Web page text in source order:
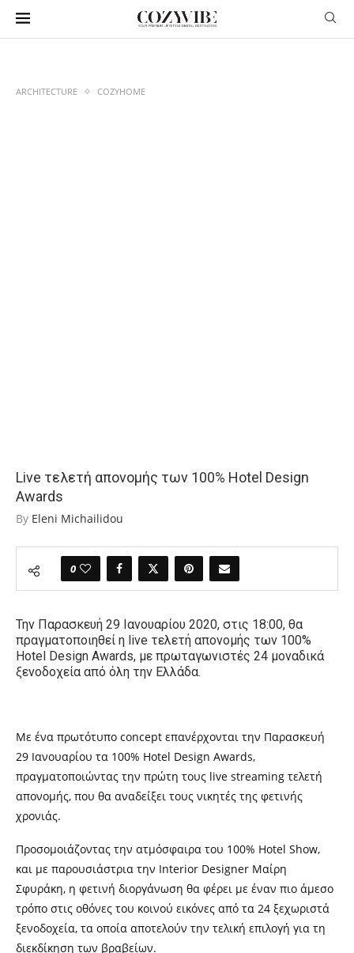
ARCHITECTURE COZYHOME
Live τελετή απονομής των 100% Hotel Design
Awards
By Eleni Michailidou
0
Την Παρασκευή 29 Ιανουαρίου 2020, στις 18:00, θα
πραγματοποιηθεί η live τελετή απονομής των 100%
Hotel Design Awards, με πρωταγωνιστές 24 μοναδικά
ξενοδοχεία από όλη την Ελλάδα.
Με ένα πρωτότυπο concept επανέρχονται την Παρασκευή
29 Ιανουαρίου τα 100% Hotel Design Awards,
πραγματοποιώντας την πρώτη τους live streaming τελετή
απονομής, που θα αναδείξει τους νικητές της φετινής
χρονιάς.
Προσομοιάζοντας την ατμόσφαιρα του 100% Hotel Show,
και με παρουσιάστρια την Interior Designer Μαίρη
Σφυράκη, η φετινή διοργάνωση θα φέρει με έναν πιο άμεσο
τρόπο στις οθόνες του κοινού εικόνες από τα 24 ξεχωριστά
ξενοδοχεία, τα οποία αποτελούν την τελική επιλογή για τη
διεκδίκηση των βραβείων.